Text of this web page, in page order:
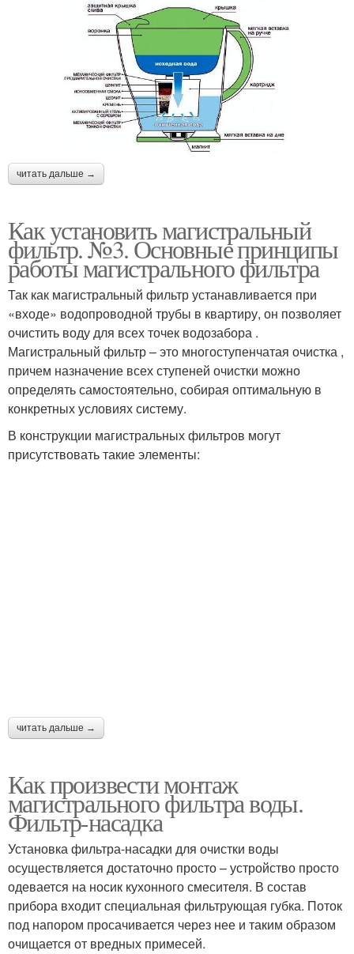
читать дальше →
Как установить магистральный
фильтр. №3. Основные принципы
работы магистрального фильтра
Так как магистральный фильтр устанавливается при
«входе» водопроводной трубы в квартиру, он позволяет
очистить воду для всех точек водозабора .
Магистральный фильтр – это многоступенчатая очистка ,
причем назначение всех ступеней очистки можно
определять самостоятельно, собирая оптимальную в
конкретных условиях систему.
В конструкции магистральных фильтров могут
присутствовать такие элементы:
читать дальше →
Как произвести монтаж
магистрального фильтра воды.
Фильтр-насадка
Установка фильтра-насадки для очистки воды
осуществляется достаточно просто – устройство просто
одевается на носик кухонного смесителя. В состав
прибора входит специальная фильтрующая губка. Поток
под напором просачивается через нее и таким образом
очищается от вредных примесей.